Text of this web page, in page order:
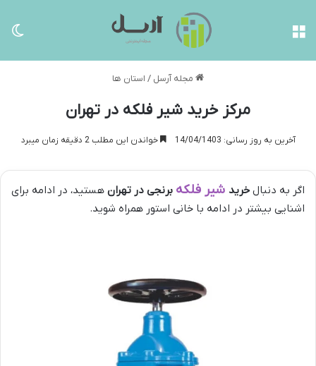
مجله آرسل / استان ها
مرکز خرید شیر فلکه در تهران
آخرین به روز رسانی: 14/04/1403 خواندن این مطلب 2 دقیقه زمان میبرد
اگر به دنبال خرید شیر فلکه برنجی در تهرانهستید، در ادامه برای
اشنایی بیشتر در ادامه با خانی استور همراه شوید.